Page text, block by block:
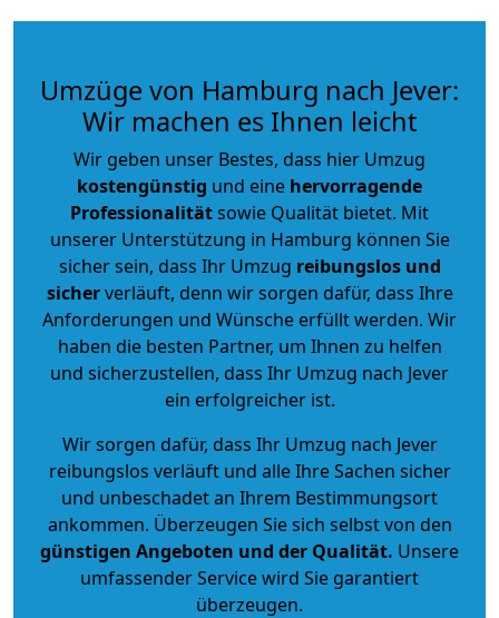
Umzüge von Hamburg nach Jever:
Wir machen es Ihnen leicht
Wir geben unser Bestes, dass hier Umzug
kostengünstig und eine hervorragende
Professionalitätsowie Qualität bietet. Mit
unserer Unterstützung in Hamburg können Sie
sicher sein, dass Ihr Umzug reibungslos und
sicherverläuft, denn wir sorgen dafür, dass Ihre
Anforderungen und Wünsche erfüllt werden. Wir
haben die besten Partner, um Ihnen zu helfen
und sicherzustellen, dass Ihr Umzug nach Jever
ein erfolgreicher ist.
Wir sorgen dafür, dass Ihr Umzug nach Jever
reibungslos verläuft und alle Ihre Sachen sicher
und unbeschadet an Ihrem Bestimmungsort
ankommen. Überzeugen Sie sich selbst von den
günstigen Angeboten und der Qualität. Unsere
umfassender Service wird Sie garantiert
überzeugen.